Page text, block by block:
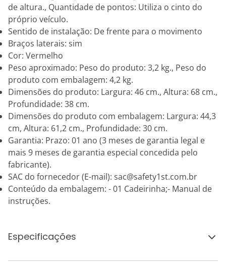
de altura., Quantidade de pontos: Utiliza o cinto do
próprio veículo.
Sentido de instalação: De frente para o movimento
Braços laterais: sim
Cor: Vermelho
Peso aproximado: Peso do produto: 3,2 kg., Peso do
produto com embalagem: 4,2 kg.
Dimensões do produto: Largura: 46 cm., Altura: 68 cm.,
Profundidade: 38 cm.
Dimensões do produto com embalagem: Largura: 44,3
cm, Altura: 61,2 cm., Profundidade: 30 cm.
Garantia: Prazo: 01 ano (3 meses de garantia legal e
mais 9 meses de garantia especial concedida pelo
fabricante).
SAC do fornecedor (E-mail): sac@safety1st.com.br
Conteúdo da embalagem: - 01 Cadeirinha;- Manual de
instruções.
Especificações